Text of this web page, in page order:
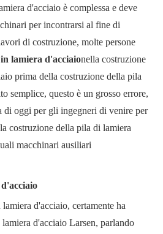
d'acciaio è complessa e deve
per incontrarsi al fine di
di costruzione, molte persone
lamiera d'acciaionella costruzione
prima della costruzione della pila
semplice, questo è un grosso errore,
di oggi per gli ingegneri di venire per
costruzione della pila di lamiera
macchinari ausiliari
d'acciaio, certamente ha
d'acciaio Larsen, parlando